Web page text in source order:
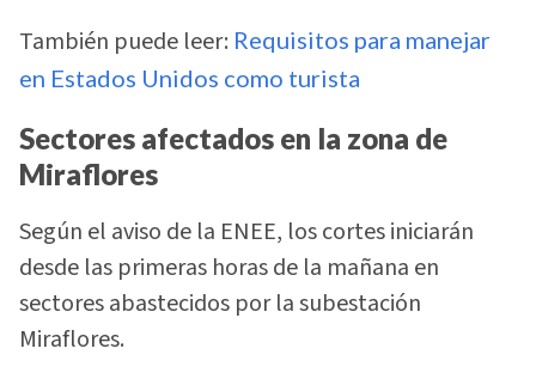
También puede leer: Requisitos para manejar
en Estados Unidos como turista
Sectores afectados en la zona de
Miraflores
Según el aviso de la ENEE, los cortes iniciarán
desde las primeras horas de la mañana en
sectores abastecidos por la subestación
Miraflores.